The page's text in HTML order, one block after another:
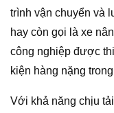
trình vận chuyển và
hay còn gọi là xe
công nghiệp được
kiện hàng nặng
Với khả năng chịu